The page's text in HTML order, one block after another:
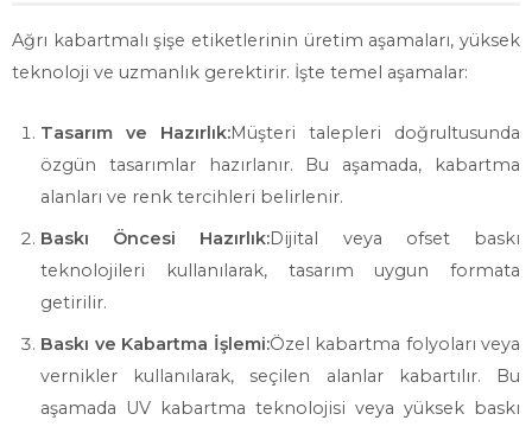
Ağrı kabartmalı şişe etiketlerinin üretim aşamaları, yüksek
teknoloji ve uzmanlık gerektirir. İşte temel aşamalar:
Tasarım ve Hazırlık:Müşteri talepleri doğrultusunda
özgün tasarımlar hazırlanır. Bu aşamada, kabartma
alanları ve renk tercihleri belirlenir.
Baskı Öncesi Hazırlık:Dijital veya ofset baskı
teknolojileri kullanılarak, tasarım uygun formata
getirilir.
Baskı ve Kabartma İşlemi:Özel kabartma folyoları veya
vernikler kullanılarak, seçilen alanlar kabartılır. Bu
aşamada UV kabartma teknolojisi veya yüksek baskı